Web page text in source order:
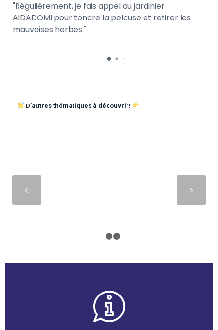
Régulièrement, je fais appel au jardinier
AIDADOMI pour tondre la pelouse et retirer les
mauvaises herbes.
D’autres thématiques à découvrir!